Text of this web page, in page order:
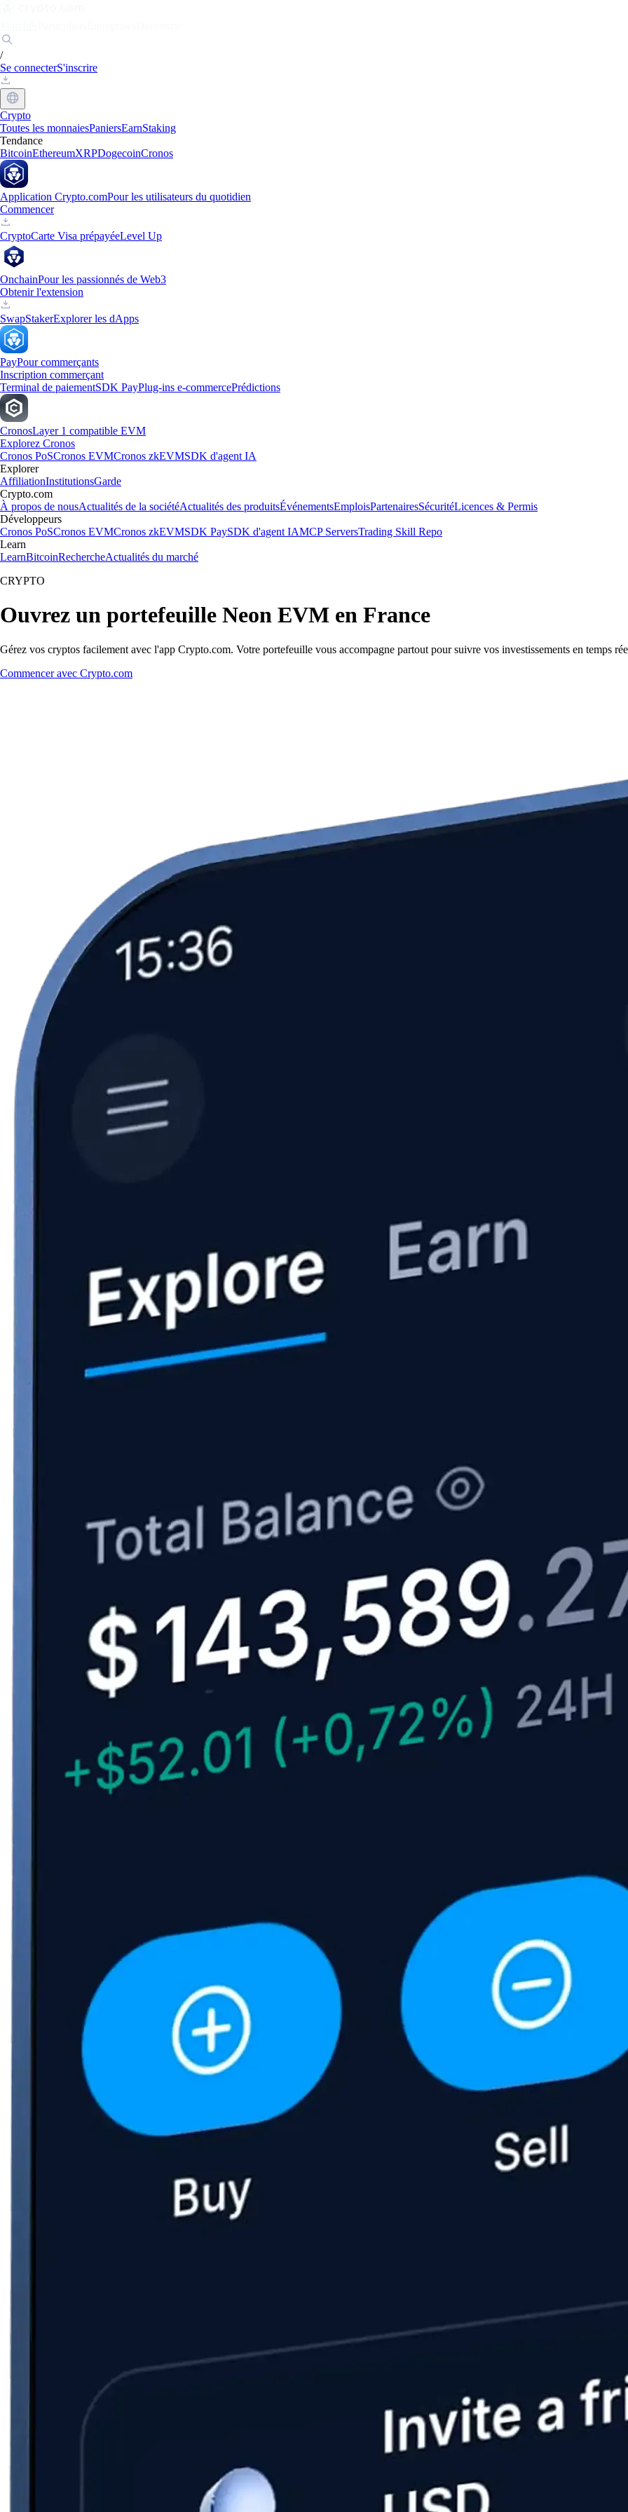
/
Se connecterS'inscrire
Crypto
Toutes les monnaiesPaniersEarnStaking
Tendance
BitcoinEthereumXRPDogecoinCronos
Application Crypto.comPour les utilisateurs du quotidien
Commencer
CryptoCarte Visa prépayéeLevel Up
OnchainPour les passionnés de Web3
Obtenir l'extension
SwapStakerExplorer les dApps
PayPour commerçants
Inscription commerçant
Terminal de paiementSDK PayPlug-ins e-commercePrédictions
CronosLayer 1 compatible EVM
Explorez Cronos
Cronos PoSCronos EVMCronos zkEVMSDK d'agent IA
Explorer
AffiliationInstitutionsGarde
Crypto.com
À propos de nousActualités de la sociétéActualités des produitsÉvénementsEmploisPartenairesSécuritéLicences & Permis
Développeurs
Cronos PoSCronos EVMCronos zkEVMSDK PaySDK d'agent IAMCP ServersTrading Skill Repo
Learn
LearnBitcoinRechercheActualités du marché
CRYPTO
Ouvrez un portefeuille Neon EVM en France
Gérez vos cryptos facilement avec l'app Crypto.com. Votre portefeuille vous accompagne partout pour suivre vos investissements en temps
Commencer avec Crypto.com